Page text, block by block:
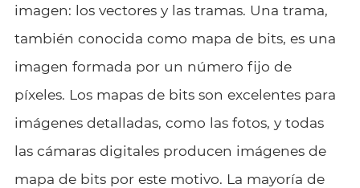
imagen: los vectores y las tramas. Una trama,
también conocida como mapa de bits, es una
imagen formada por un número fijo de
píxeles. Los mapas de bits son excelentes para
imágenes detalladas, como las fotos, y todas
las cámaras digitales producen imágenes de
mapa de bits por este motivo. La mayoría de